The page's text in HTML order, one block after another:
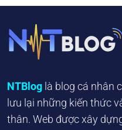
NTBlog là blog cá nhân
lưu lại những kiến thức
thân. Web được xây